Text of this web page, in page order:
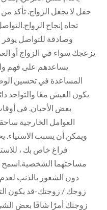
حفل لا يجعل الزواج. تأكد
تجاه إنجاح
وصادقة للتواصل
يزعجك سواء في الزواج أو
يساعدهم على فهم
المساعدة في تحسين
يكون العيش معًا والتواجد
بعض الأحيان. في
العوامل الخارجية
ويمكن أن يسبب
فراغ خاص بك ،
مساحتهما
دون الشعور بالذنب
زوجك / زوجتك-قد يكون
زوجتك أمرًا شاقًا بعض